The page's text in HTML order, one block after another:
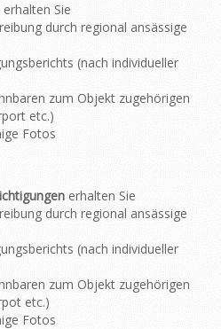
erhalten Sie
durch regional ansässige
(nach individueller
zum Objekt zugehörigen
etc.)
Fotos
erhalten Sie
durch regional ansässige
(nach individueller
zum Objekt zugehörigen
etc.)
Fotos